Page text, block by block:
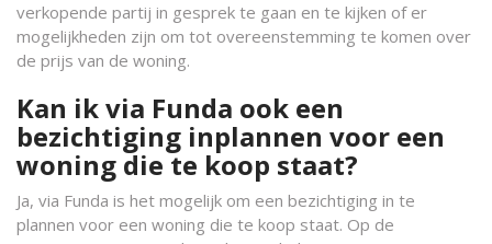
verkopende partij in gesprek te gaan en te kijken of er
mogelijkheden zijn om tot overeenstemming te komen over
de prijs van de woning.
Kan ik via Funda ook een
bezichtiging inplannen voor een
woning die te koop staat?
Ja, via Funda is het mogelijk om een bezichtiging in te
plannen voor een woning die te koop staat. Op de